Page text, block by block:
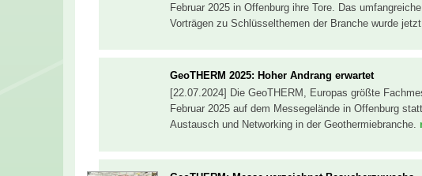
Februar 2025 in Offenburg ihre Tore. Das
Vorträgen zu Schlüsselthemen der Branche wurde
GeoTHERM 2025: Hoher Andrang erwartet
[22.07.2024] Die GeoTHERM, Europas größte
Februar 2025 auf dem Messegelände in Offenburg
Austausch und Networking in der Geothermiebranche.